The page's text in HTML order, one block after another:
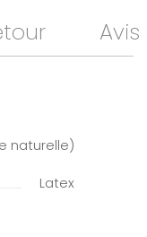
Avis
naturelle)
Latex